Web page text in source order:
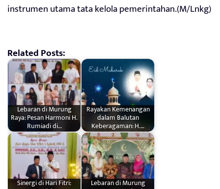
instrumen utama tata kelola pemerintahan.(M/Lnkg)
Related Posts:
Lebaran di Murung
Raya: Pesan Harmoni H.
Rumiadi di…
Rayakan Kemenangan
dalam Balutan
Keberagaman: H.…
Sinergi di Hari Fitri: Lebaran di Murung